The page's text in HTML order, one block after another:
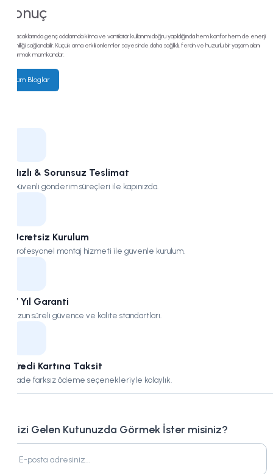
Sonuç
Yaz sıcaklarında genç odalarında klima ve vantilatör kullanımı doğru yapıldığında hem konfor hem de enerji
verimliliği sağlanabilir. Küçük ama etkili önlemler sayesinde daha sağlıklı, ferah ve huzurlu bir yaşam alanı
oluşturmak mümkündür.
Tüm Bloglar
Hızlı & Sorunsuz Teslimat
Güvenli gönderim süreçleri ile kapınızda.
Ücretsiz Kurulum
Profesyonel montaj hizmeti ile güvenle kurulum.
7 Yıl Garanti
Uzun süreli güvence ve kalite standartları.
Kredi Kartına Taksit
Vade farksız ödeme seçenekleriyle kolaylık.
Bizi Gelen Kutunuzda Görmek İster misiniz?